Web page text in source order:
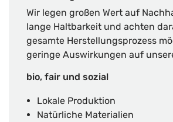
Wir legen großen Wert auf
lange Haltbarkeit und achten
gesamte Herstellungsprozess
geringe Auswirkungen auf
bio, fair und sozial
Lokale Produktion
Natürliche Materialien